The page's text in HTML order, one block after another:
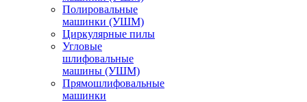
Полировальные
машинки (УШМ)
Циркулярные пилы
Угловые
шлифовальные
машины (УШМ)
Прямошлифовальные
машинки